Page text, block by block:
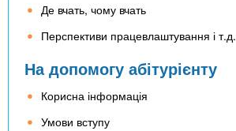
Де вчать, чому вчать
Перспективи працевлаштування і т.д.
На допомогу абітурієнту
Корисна інформація
Умови вступу